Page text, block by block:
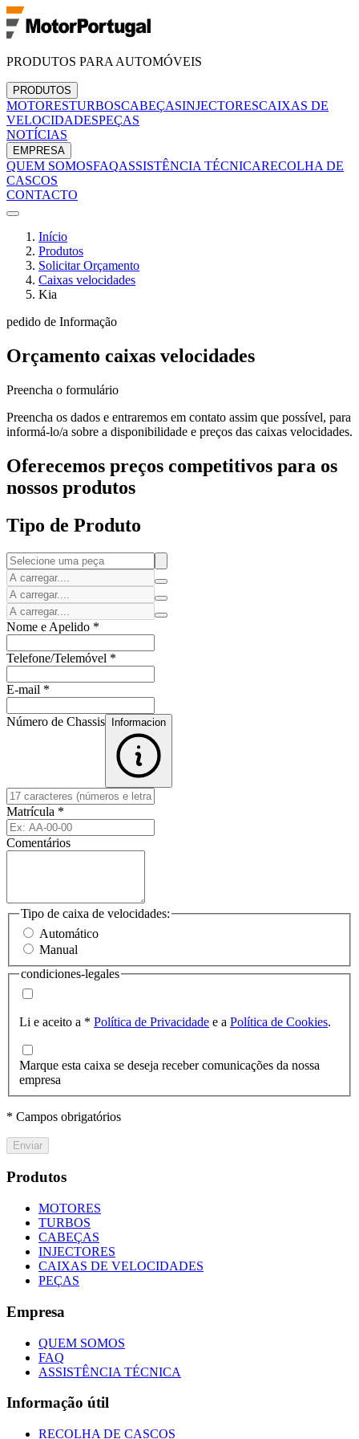
PRODUTOS PARA AUTOMÓVEIS
PRODUTOS
MOTORESTURBOSCABEÇASINJECTORESCAIXAS DE
VELOCIDADESPEÇAS
NOTÍCIAS
EMPRESA
QUEM SOMOSFAQASSISTÊNCIA TÉCNICARECOLHA DE
CASCOS
CONTACTO
Início
Produtos
Solicitar Orçamento
Caixas velocidades
Kia
pedido de Informação
Orçamento caixas velocidades
Preencha o formulário
Preencha os dados e entraremos em contato assim que possível, para
informá-lo/a sobre a disponibilidade e preços das caixas velocidades.
Oferecemos preços competitivos para os
nossos produtos
Tipo de Produto
Nome e Apelido *
Telefone/Telemóvel *
E-mail *
Número de Chassis Informacion
Matrícula *
Comentários
Tipo de caixa de velocidades:
Automático
Manual
condiciones-legales
Li e aceito a * Política de Privacidade e a Política de Cookies.
Marque esta caixa se deseja receber comunicações da nossa
empresa
* Campos obrigatórios
Enviar
Produtos
MOTORES
TURBOS
CABEÇAS
INJECTORES
CAIXAS DE VELOCIDADES
PEÇAS
Empresa
QUEM SOMOS
FAQ
ASSISTÊNCIA TÉCNICA
Informação útil
RECOLHA DE CASCOS